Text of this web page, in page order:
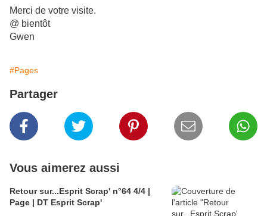
Merci de votre visite.
@ bientôt
Gwen
#Pages
Partager
Vous aimerez aussi
Retour sur...Esprit Scrap' n°64 4/4 |
Page | DT Esprit Scrap'